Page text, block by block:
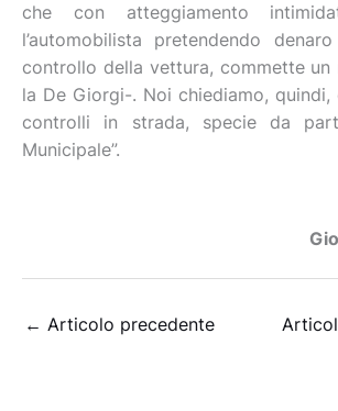
che con atteggiamento
l’automobilista pretendendo
controllo della vettura, commette
la De Giorgi-. Noi chiediamo,
controlli in strada, specie da
Municipale”.
← Articolo precedente